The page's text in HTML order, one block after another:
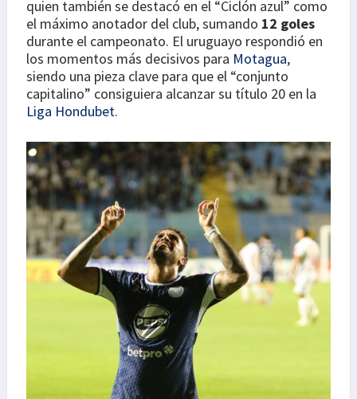
quien también se destacó en el “Ciclón azul” como
el máximo anotador del club, sumando 12 goles
durante el campeonato. El uruguayo respondió en
los momentos más decisivos para Motagua,
siendo una pieza clave para que el “conjunto
capitalino” consiguiera alcanzar su título 20 en la
Liga Hondubet.